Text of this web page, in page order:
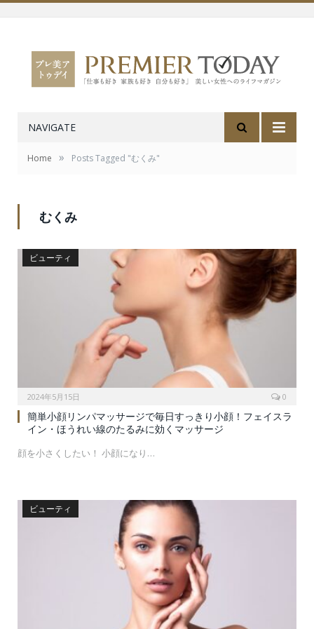
NAVIGATE
Home » Posts Tagged "むくみ"
むくみ
ビューティ
2024年5月15日 0
簡単小顔リンパマッサージで毎日すっきり小顔！フェイスラ
イン・ほうれい線のたるみに効くマッサージ
顔を小さくしたい！ 小顔になり…
ビューティ